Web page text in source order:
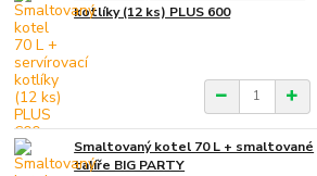
kotlíky (12 ks) PLUS 600
Smaltovaný kotel 70 L + smaltované
talíře BIG PARTY